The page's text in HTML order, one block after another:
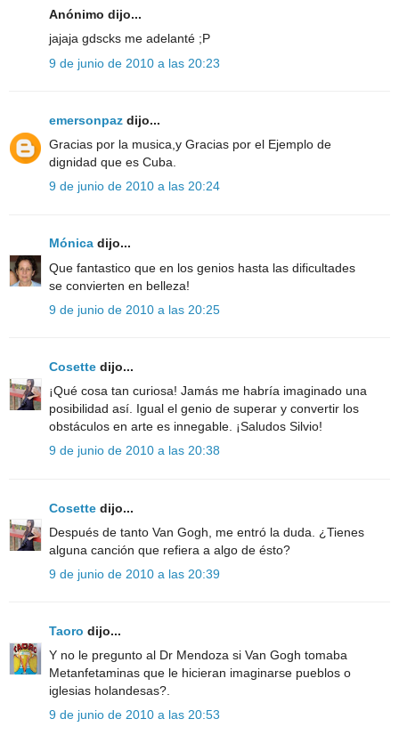
Anónimo dijo...
jajaja gdscks me adelanté ;P
9 de junio de 2010 a las 20:23
emersonpaz dijo...
Gracias por la musica,y Gracias por el Ejemplo de
dignidad que es Cuba.
9 de junio de 2010 a las 20:24
Mónica dijo...
Que fantastico que en los genios hasta las dificultades
se convierten en belleza!
9 de junio de 2010 a las 20:25
Cosette dijo...
¡Qué cosa tan curiosa! Jamás me habría imaginado una
posibilidad así. Igual el genio de superar y convertir los
obstáculos en arte es innegable. ¡Saludos Silvio!
9 de junio de 2010 a las 20:38
Cosette dijo...
Después de tanto Van Gogh, me entró la duda. ¿Tienes
alguna canción que refiera a algo de ésto?
9 de junio de 2010 a las 20:39
Taoro dijo...
Y no le pregunto al Dr Mendoza si Van Gogh tomaba
Metanfetaminas que le hicieran imaginarse pueblos o
iglesias holandesas?.
9 de junio de 2010 a las 20:53